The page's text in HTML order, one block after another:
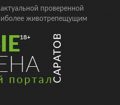
проверенной
животрепещущим